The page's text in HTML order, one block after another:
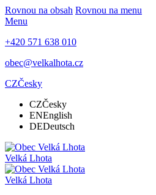
Rovnou na obsah Rovnou na menu
Menu
+420 571 638 010
obec@velkalhota.cz
CZČesky
CZČesky
ENEnglish
DEDeutsch
Velká Lhota
Velká Lhota